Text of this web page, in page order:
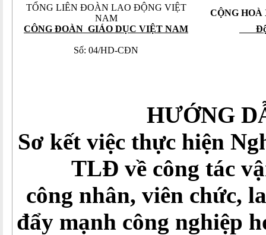
TỔNG LIÊN ĐOÀN LAO ĐỘNG VIỆT
NAM
CỘNG HOÀ
CÔNG ĐOÀN GIÁO DỤC VIỆT NAM
Độc
Số: 04/HD-CĐN
HƯỚNG
Sơ kết việc thực hiện
TLĐ về công tác
công nhân, viên chức,
đẩy mạnh công nghiệp